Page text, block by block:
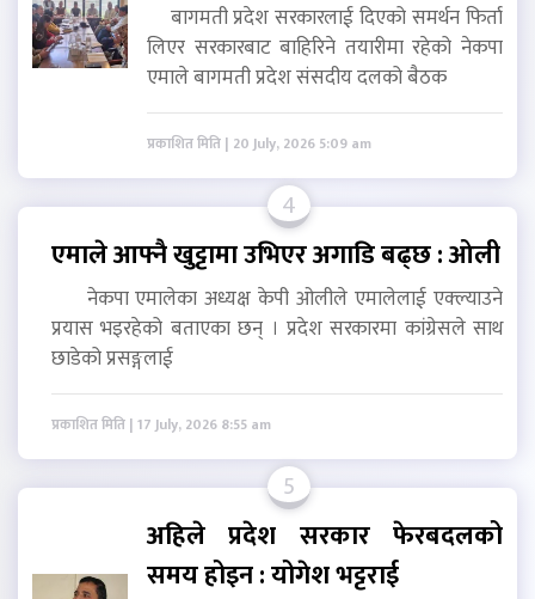
बागमती प्रदेश सरकारलाई दिएको समर्थन फिर्ता
लिएर सरकारबाट बाहिरिने तयारीमा रहेको नेकपा
एमाले बागमती प्रदेश संसदीय दलको बैठक
प्रकाशित मिति | 20 July, 2026 5:09 am
4
एमाले आफ्नै खुट्टामा उभिएर अगाडि बढ्छ : ओली
नेकपा एमालेका अध्यक्ष केपी ओलीले एमालेलाई एक्ल्याउने
प्रयास भइरहेको बताएका छन् । प्रदेश सरकारमा कांग्रेसले साथ
छाडेको प्रसङ्गलाई
प्रकाशित मिति | 17 July, 2026 8:55 am
5
अहिले प्रदेश सरकार फेरबदलको
समय होइन : योगेश भट्टराई